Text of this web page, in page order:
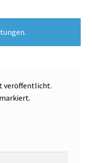
veröffentlicht.
markiert.